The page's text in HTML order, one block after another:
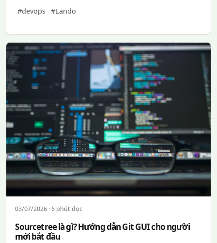
#devops #Lando
03/07/2026 · 6 phút đọc
Sourcetree là gì? Hướng dẫn Git GUI cho người
mới bắt đầu